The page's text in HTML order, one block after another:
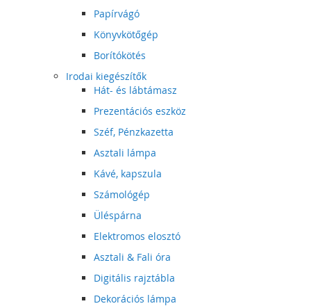
Papírvágó
Könyvkötőgép
Borítókötés
Irodai kiegészítők
Hát- és lábtámasz
Prezentációs eszköz
Széf, Pénzkazetta
Asztali lámpa
Kávé, kapszula
Számológép
Üléspárna
Elektromos elosztó
Asztali & Fali óra
Digitális rajztábla
Dekorációs lámpa